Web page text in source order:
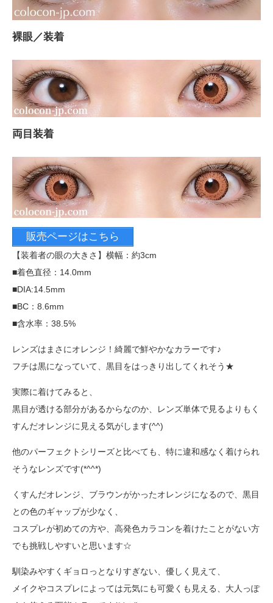
裸眼／装着
両目装着
販売ページはこちら
【装着者の眼の大きさ】横幅：約3cm
■着色直径：14.0mm
■DIA:14.5mm
■BC：8.6mm
■含水率：38.5%
レンズはまさにオレンジ！綺麗で鮮やかなカラーです♪
フチは黒になっていて、黒目をはっきり出してくれそう★
実際に着けてみると、
黒目が透ける部分があるからなのか、レンズ単体で見るよりもく
すんだオレンジに見える気がします(^^)
他のパーフェクトシリーズと比べても、特に違和感なく着けられ
そうなレンズです(*^^*)
くすんだオレンジ、ブラウンがかったオレンジになるので、黒目
との色のギャップが少なく、
コスプレが初めての方や、高発色カラコンを着けたことがない方
でも挑戦しやすいと思います☆
馴染みやすくギョロっとなりすぎない、優しく見えて、
メイクやコスプレによっては元気にも可愛くも見える、大人っぽ